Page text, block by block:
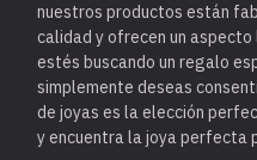
nuestros productos están
calidad y ofrecen un aspecto
estés buscando un regalo
simplemente deseas
de joyas es la elección
y encuentra la joya perfecta